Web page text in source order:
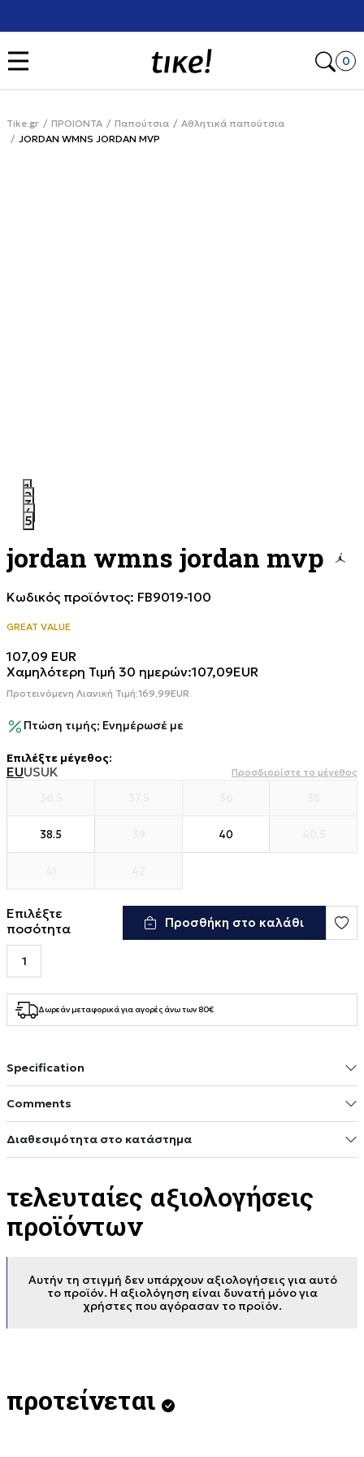
0
Tike.gr ΠΡΟΙΟΝΤΑ Παπούτσια
Αθλητικά παπούτσια
JORDAN WMNS JORDAN MVP
1
2
3
4
5
jordan wmns jordan mvp
Κωδικός προϊόντος: FB9019-100
GREAT VALUE
107,09 EUR
Χαμηλότερη Τιμή 30 ημερών:107,09EUR
Προτεινόμενη Λιανική Τιμή:169,99EUR
Πτώση τιμής; Ενημέρωσέ με
Επιλέξτε μέγεθος:
EUUSUK Προσδιορίστε το μέγεθος
38.5 40
Επιλέξτε
ποσότητα
Προσθήκη στο καλάθι
Δωρεάν μεταφορικά για αγορές άνω των 80€
Specification
Comments
Διαθεσιμότητα στο κατάστημα
τελευταίες αξιολογήσεις
προϊόντων
Αυτήν τη στιγμή δεν υπάρχουν αξιολογήσεις για αυτό
το προϊόν. Η αξιολόγηση είναι δυνατή μόνο για
χρήστες που αγόρασαν το προϊόν.
προτείνεται